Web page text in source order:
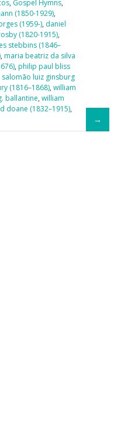
, Gospel Hymns,
(1850-1929),
(1959-), daniel
(1820-1915),
stebbins (1846–
, maria beatriz da silva
, philip paul bliss
salomão luiz ginsburg
(1816–1868), william
ballantine, william
doane (1832–1915),